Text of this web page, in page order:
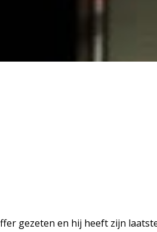
gezeten en hij heeft zijn